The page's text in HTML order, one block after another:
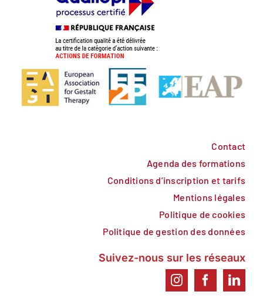
Contact
Agenda des formations
Conditions d’inscription et tarifs
Mentions légales
Politique de cookies
Politique de gestion des données
Suivez-nous sur les réseaux